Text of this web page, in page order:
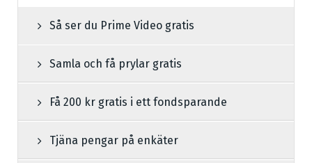
Så ser du Prime Video gratis
Samla och få prylar gratis
Få 200 kr gratis i ett fondsparande
Tjäna pengar på enkäter